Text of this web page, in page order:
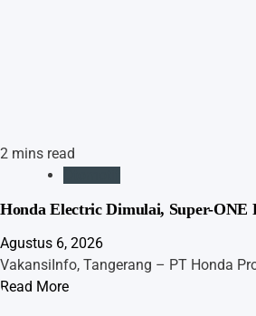
2 mins read
Honda Electric Dimulai, Super-ONE
Agustus 6, 2026
VakansiInfo, Tangerang – PT Honda
Read More